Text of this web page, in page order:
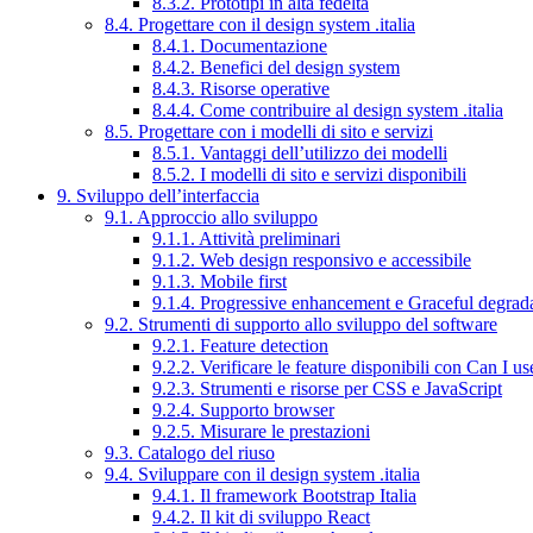
8.4. Progettare con il design system .italia
8.4.1. Documentazione
8.4.2. Benefici del design system
8.4.3. Risorse operative
8.4.4. Come contribuire al design system .italia
8.5. Progettare con i modelli di sito e servizi
8.5.1. Vantaggi dell’utilizzo dei modelli
8.5.2. I modelli di sito e servizi disponibili
9. Sviluppo dell’interfaccia
9.1. Approccio allo sviluppo
9.1.1. Attività preliminari
9.1.2. Web design responsivo e accessibile
9.1.3. Mobile first
9.1.4. Progressive enhancement e Graceful
9.2. Strumenti di supporto allo sviluppo del software
9.2.1. Feature detection
9.2.2. Verificare le feature disponibili con Can I
9.2.3. Strumenti e risorse per CSS e JavaScript
9.2.4. Supporto browser
9.2.5. Misurare le prestazioni
9.3. Catalogo del riuso
9.4. Sviluppare con il design system .italia
9.4.1. Il framework Bootstrap Italia
9.4.2. Il kit di sviluppo React